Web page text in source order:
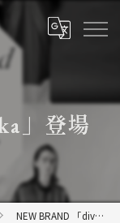
」登場
NEW BRAND 「divka」登場